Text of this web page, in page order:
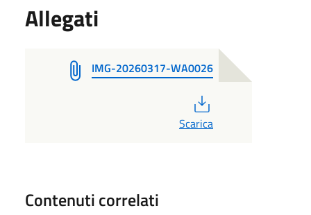
Allegati
IMG-20260317-WA0026
Scarica
Contenuti correlati